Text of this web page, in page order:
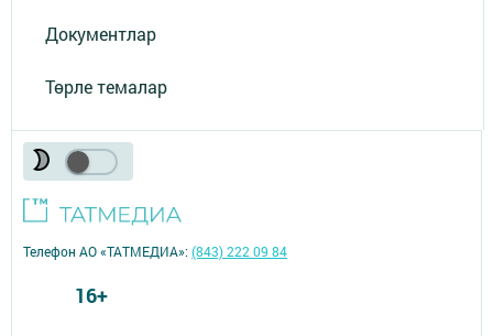
Документлар
Төрле темалар
Телефон АО «ТАТМЕДИА»:(843) 222 09 84
16+